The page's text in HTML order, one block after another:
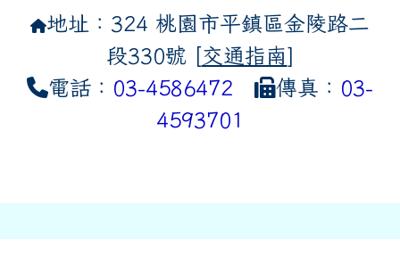
地址：324 桃園市平鎮區金陵路二
段330號 [交通指南]
電話： 03-4586472 傳真： 03-
4593701